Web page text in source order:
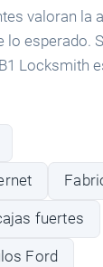
valoran la
lo esperado.
Locksmith
fuertes
Ford